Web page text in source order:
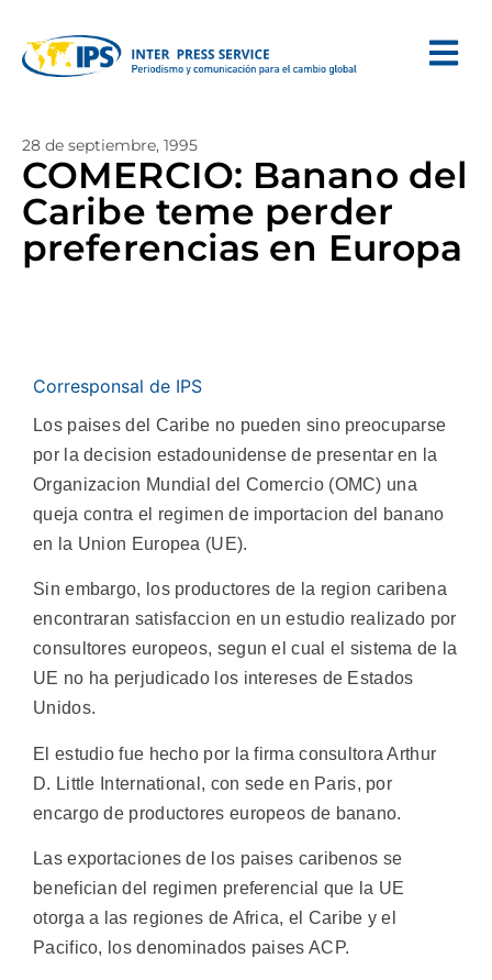
28 de septiembre, 1995
COMERCIO: Banano del
Caribe teme perder
preferencias en Europa
Corresponsal de IPS
Los paises del Caribe no pueden sino preocuparse
por la decision estadounidense de presentar en la
Organizacion Mundial del Comercio (OMC) una
queja contra el regimen de importacion del banano
en la Union Europea (UE).
Sin embargo, los productores de la region caribena
encontraran satisfaccion en un estudio realizado por
consultores europeos, segun el cual el sistema de la
UE no ha perjudicado los intereses de Estados
Unidos.
El estudio fue hecho por la firma consultora Arthur
D. Little International, con sede en Paris, por
encargo de productores europeos de banano.
Las exportaciones de los paises caribenos se
benefician del regimen preferencial que la UE
otorga a las regiones de Africa, el Caribe y el
Pacifico, los denominados paises ACP.